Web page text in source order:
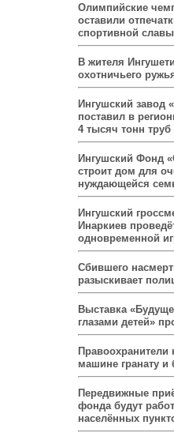
Олимпийские
оставили
спортивной
В жителя
охотничьего
Ингушский завод
поставил в
4 тысяч тонн труб
Ингушский Фонд
строит дом для
нуждающейся
Ингушский
Инаркиев
одновременной
Сбившего
разыскивает
Выставка
глазами детей»
Правоохранители
машине гранату и
Передвижные
фонда будут
населённых